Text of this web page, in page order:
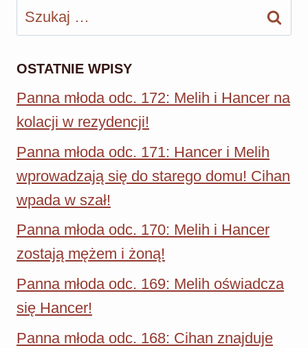
Szukaj:
OSTATNIE WPISY
Panna młoda odc. 172: Melih i Hancer na
kolacji w rezydencji!
Panna młoda odc. 171: Hancer i Melih
wprowadzają się do starego domu! Cihan
wpada w szał!
Panna młoda odc. 170: Melih i Hancer
zostają mężem i żoną!
Panna młoda odc. 169: Melih oświadcza
się Hancer!
Panna młoda odc. 168: Cihan znajduje